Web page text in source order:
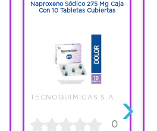
Naproxeno Sódico 275 Mg Caja
Con 10 Tabletas Cubiertas
TECNOQUIMICAS S.A.
0 ›